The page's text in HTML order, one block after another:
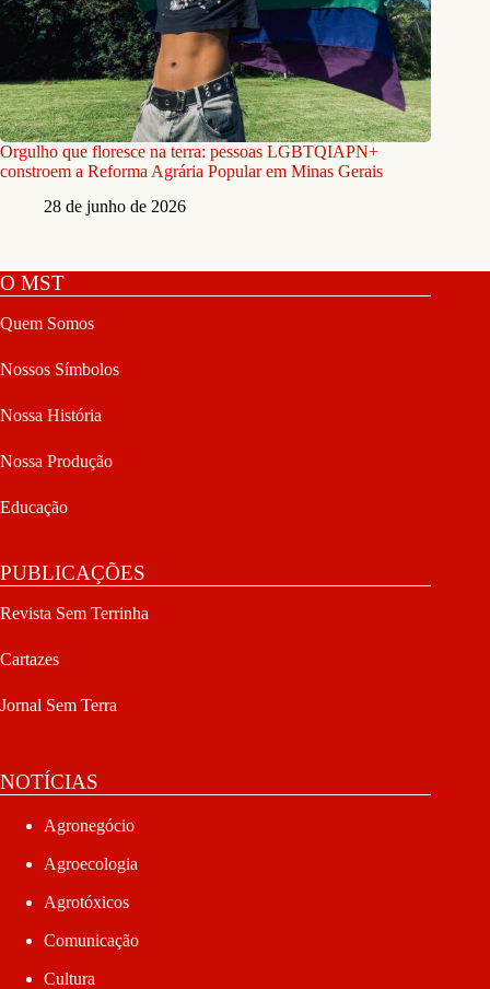
Orgulho que floresce na terra: pessoas LGBTQIAPN+
constroem a Reforma Agrária Popular em Minas Gerais
28 de junho de 2026
O MST
Quem Somos
Nossos Símbolos
Nossa História
Nossa Produção
Educação
PUBLICAÇÕES
Revista Sem Terrinha
Cartazes
Jornal Sem Terra
NOTÍCIAS
Agronegócio
Agroecologia
Agrotóxicos
Comunicação
Cultura